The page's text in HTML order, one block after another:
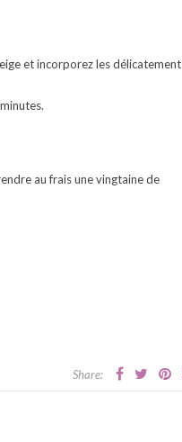
et incorporez les délicatement
au frais une vingtaine de
Share: